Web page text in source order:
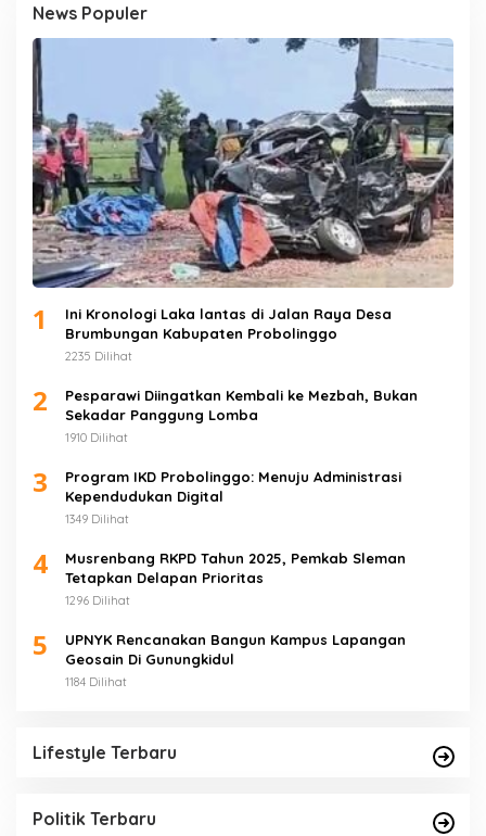
News Populer
1
Ini Kronologi Laka lantas di Jalan Raya Desa
Brumbungan Kabupaten Probolinggo
2235 Dilihat
2
Pesparawi Diingatkan Kembali ke Mezbah, Bukan
Sekadar Panggung Lomba
1910 Dilihat
3
Program IKD Probolinggo: Menuju Administrasi
Kependudukan Digital
1349 Dilihat
4
Musrenbang RKPD Tahun 2025, Pemkab Sleman
Tetapkan Delapan Prioritas
1296 Dilihat
5
UPNYK Rencanakan Bangun Kampus Lapangan
Geosain Di Gunungkidul
1184 Dilihat
Lifestyle Terbaru
Politik Terbaru